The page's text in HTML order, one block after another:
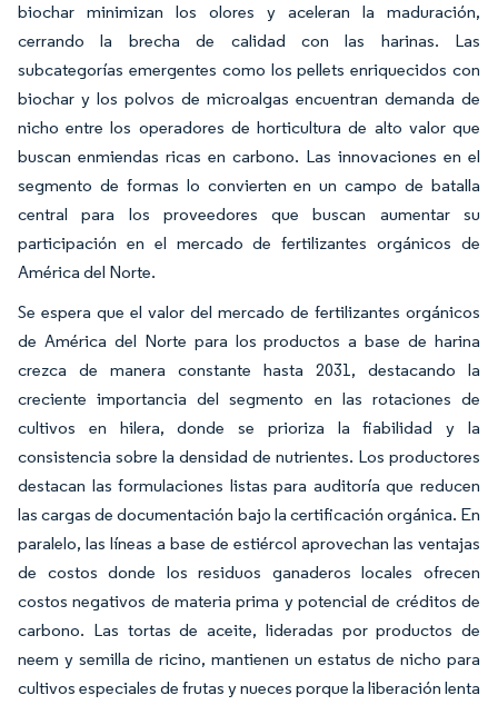
biochar minimizan los olores y aceleran la maduración,
cerrando la brecha de calidad con las harinas. Las
subcategorías emergentes como los pellets enriquecidos con
biochar y los polvos de microalgas encuentran demanda de
nicho entre los operadores de horticultura de alto valor que
buscan enmiendas ricas en carbono. Las innovaciones en el
segmento de formas lo convierten en un campo de batalla
central para los proveedores que buscan aumentar su
participación en el mercado de fertilizantes orgánicos de
América del Norte.
Se espera que el valor del mercado de fertilizantes orgánicos
de América del Norte para los productos a base de harina
crezca de manera constante hasta 2031, destacando la
creciente importancia del segmento en las rotaciones de
cultivos en hilera, donde se prioriza la fiabilidad y la
consistencia sobre la densidad de nutrientes. Los productores
destacan las formulaciones listas para auditoría que reducen
las cargas de documentación bajo la certificación orgánica. En
paralelo, las líneas a base de estiércol aprovechan las ventajas
de costos donde los residuos ganaderos locales ofrecen
costos negativos de materia prima y potencial de créditos de
carbono. Las tortas de aceite, lideradas por productos de
neem y semilla de ricino, mantienen un estatus de nicho para
cultivos especiales de frutas y nueces porque la liberación lenta